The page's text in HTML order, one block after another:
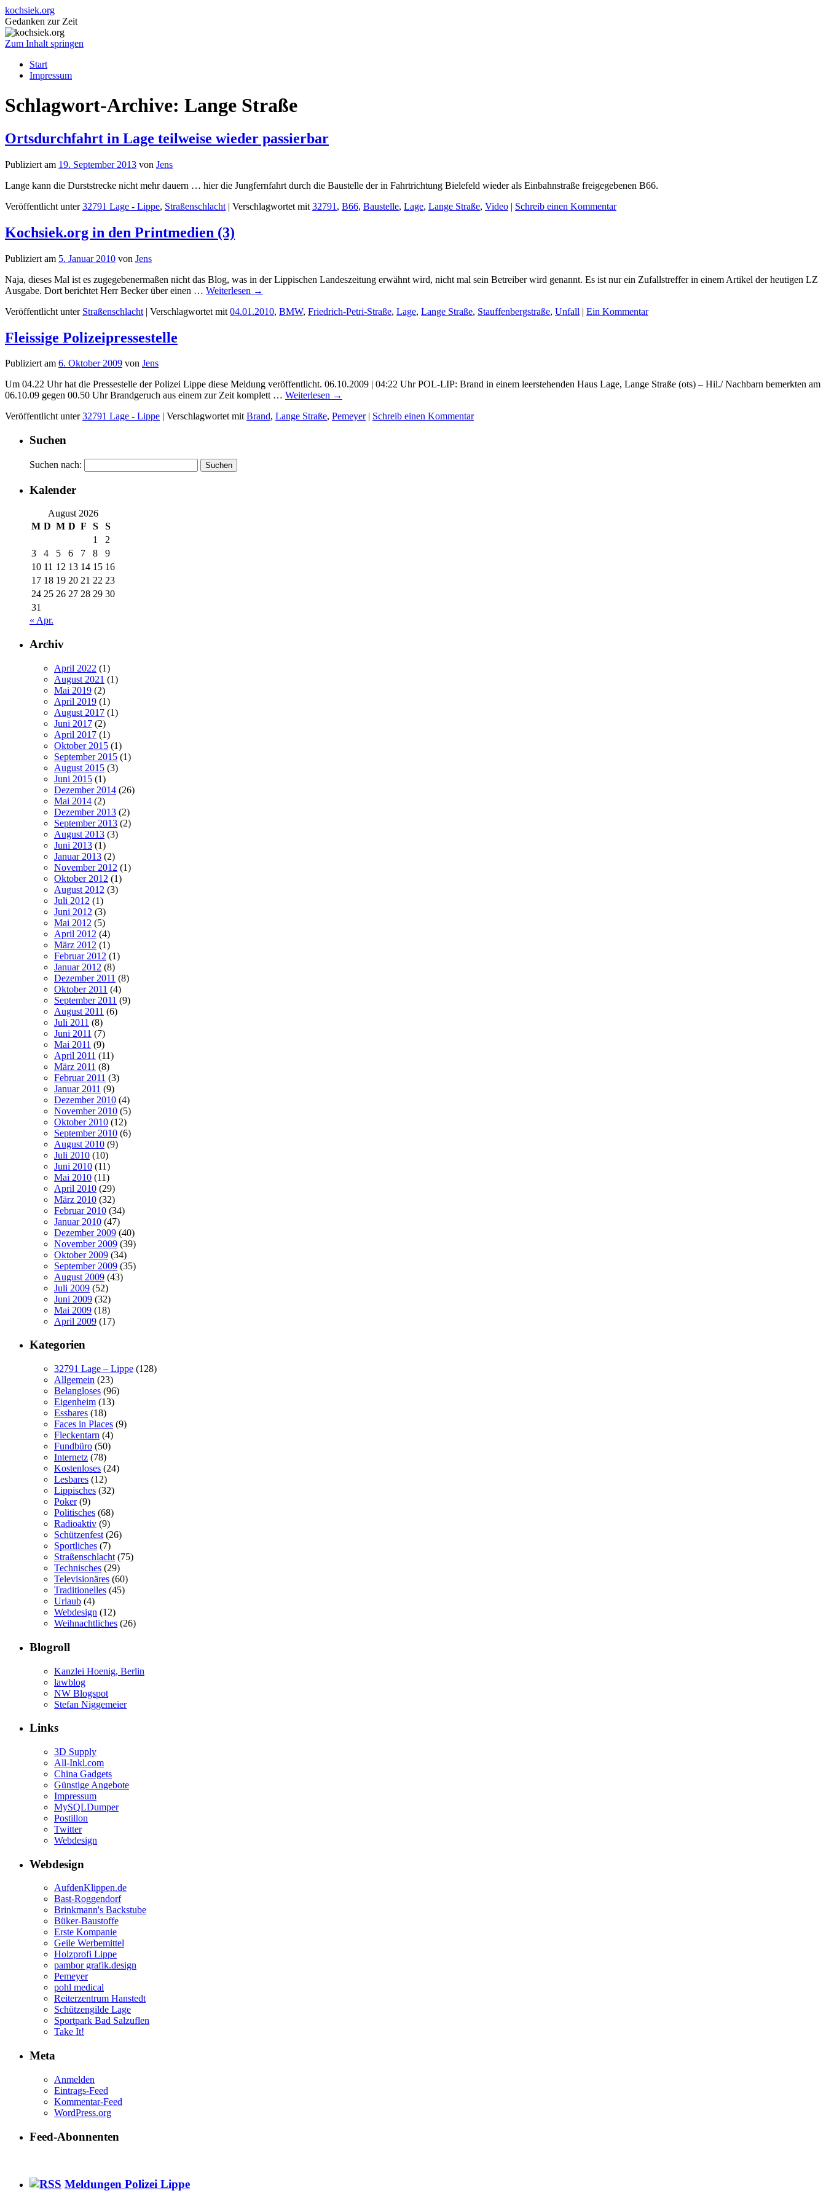
kochsiek.org
Gedanken zur Zeit
Zum Inhalt springen
Start
Impressum
Schlagwort-Archive: Lange Straße
Ortsdurchfahrt in Lage teilweise wieder passierbar
Publiziert am 19. September 2013 von Jens
Lange kann die Durststrecke nicht mehr dauern … hier die Jungfernfahrt durch die Baustelle der in Fahrtrichtung Bielefeld wieder als Einbahnstraße freigegebenen B66.
Veröffentlicht unter 32791 Lage - Lippe, Straßenschlacht | Verschlagwortet mit 32791 , B66, Baustelle, Lage, Lange Straße, Video | Schreib einen Kommentar
Kochsiek.org in den Printmedien (3)
Publiziert am 5. Januar 2010 von Jens
Naja, dieses Mal ist es zugegebenermaßen nicht das Blog, was in der Lippischen Landeszeitung erwähnt wird, nicht mal sein Betreiber wird genannt. Es ist nur ein Zufallstreffer in einem Artikel der heutigen LZ
Ausgabe. Dort berichtet Herr Becker über einen … Weiterlesen →
Veröffentlicht unter Straßenschlacht | Verschlagwortet mit 04.01.2010, BMW, Friedrich-Petri-Straße, Lage, Lange Straße, Stauffenbergstraße, Unfall | Ein Kommentar
Fleissige Polizeipressestelle
Publiziert am 6. Oktober 2009 von Jens
Um 04.22 Uhr hat die Pressestelle der Polizei Lippe diese Meldung veröffentlicht. 06.10.2009 | 04:22 Uhr POL-LIP: Brand in einem leerstehenden Haus Lage, Lange Straße (ots) – Hil./ Nachbarn bemerkten am
06.10.09 gegen 00.50 Uhr Brandgeruch aus einem zur Zeit komplett … Weiterlesen →
Veröffentlicht unter 32791 Lage - Lippe | Verschlagwortet mit Brand, Lange Straße, Pemeyer | Schreib einen Kommentar
Suchen
Suchen nach:
Kalender
August 2026
M D M D F S
S
1
2
3
4 5 6 7 8
9
10 11 12 13 14 15 16
17 18 19 20 21 22 23
24 25 26 27 28 29 30
31
« Apr.
Archiv
April 2022 (1)
August 2021 (1)
Mai 2019 (2)
April 2019 (1)
August 2017 (1)
Juni 2017 (2)
April 2017 (1)
Oktober 2015 (1)
September 2015 (1)
August 2015 (3)
Juni 2015 (1)
Dezember 2014 (26)
Mai 2014 (2)
Dezember 2013 (2)
September 2013 (2)
August 2013 (3)
Juni 2013 (1)
Januar 2013 (2)
November 2012 (1)
Oktober 2012 (1)
August 2012 (3)
Juli 2012 (1)
Juni 2012 (3)
Mai 2012 (5)
April 2012 (4)
März 2012 (1)
Februar 2012 (1)
Januar 2012 (8)
Dezember 2011 (8)
Oktober 2011 (4)
September 2011 (9)
August 2011 (6)
Juli 2011 (8)
Juni 2011 (7)
Mai 2011 (9)
April 2011 (11)
März 2011 (8)
Februar 2011 (3)
Januar 2011 (9)
Dezember 2010 (4)
November 2010 (5)
Oktober 2010 (12)
September 2010 (6)
August 2010 (9)
Juli 2010 (10)
Juni 2010 (11)
Mai 2010 (11)
April 2010 (29)
März 2010 (32)
Februar 2010 (34)
Januar 2010 (47)
Dezember 2009 (40)
November 2009 (39)
Oktober 2009 (34)
September 2009 (35)
August 2009 (43)
Juli 2009 (52)
Juni 2009 (32)
Mai 2009 (18)
April 2009 (17)
Kategorien
32791 Lage – Lippe (128)
Allgemein (23)
Belangloses (96)
Eigenheim (13)
Essbares (18)
Faces in Places (9)
Fleckentarn (4)
Fundbüro (50)
Internetz (78)
Kostenloses (24)
Lesbares (12)
Lippisches (32)
Poker(9)
Politisches (68)
Radioaktiv (9)
Schützenfest (26)
Sportliches (7)
Straßenschlacht (75)
Technisches (29)
Televisionäres (60)
Traditionelles (45)
Urlaub (4)
Webdesign (12)
Weihnachtliches (26)
Blogroll
Kanzlei Hoenig, Berlin
lawblog
NW Blogspot
Stefan Niggemeier
Links
3D Supply
All-Inkl.com
China Gadgets
Günstige Angebote
Impressum
MySQLDumper
Postillon
Twitter
Webdesign
Webdesign
AufdenKlippen.de
Bast-Roggendorf
Brinkmann's Backstube
Büker-Baustoffe
Erste Kompanie
Geile Werbemittel
Holzprofi Lippe
pambor grafik.design
Pemeyer
pohl medical
Reiterzentrum Hanstedt
Schützengilde Lage
Sportpark Bad Salzuflen
Take It!
Meta
Anmelden
Eintrags-Feed
Kommentar-Feed
WordPress.org
Feed-Abonnenten
Meldungen Polizei Lippe